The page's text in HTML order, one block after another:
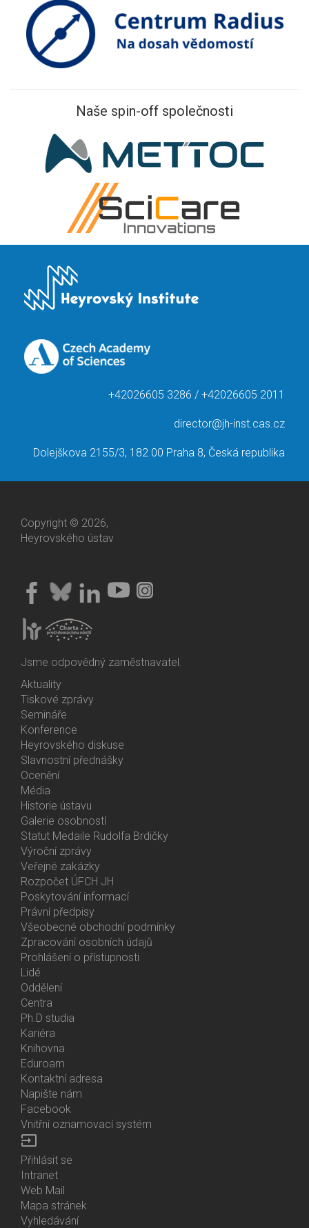
Naše spin-off společnosti
+42026605 3286 / +42026605 2011
director@jh-inst.cas.cz
Dolejškova 2155/3, 182 00 Praha 8, Česká republika
Copyright © 2026,
Heyrovského ústav
Jsme odpovědný zaměstnavatel.
Bottom
Menu
Activities
Aktuality
Tiskové zprávy
Semináře
Konference
Heyrovského diskuse
Slavnostní přednášky
Ocenění
Média
Historie ústavu
Galerie osobností
Statut Medaile Rudolfa Brdičky
Bottom
Menu
About
Us
Výroční zprávy
Veřejné zakázky
Rozpočet ÚFCH JH
Poskytování informací
Právní předpisy
Všeobecné obchodní podmínky
Zpracování osobních údajů
Prohlášení o přístupnosti
Bottom
Menu
Contacts
Lidé
Oddělení
Centra
Ph.D studia
Kariéra
Knihovna
Eduroam
Kontaktní adresa
Napište nám
Facebook
Vnitřní oznamovací systém
input
Bottom
Menu
Login
Přihlásit se
Intranet
Web Mail
Mapa stránek
Vyhledávání